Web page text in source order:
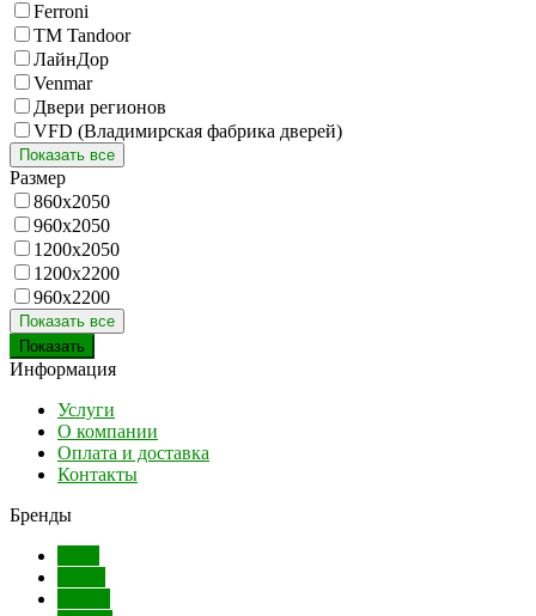
Ferroni
ТМ Tandoor
ЛайнДор
Venmar
Двери регионов
VFD (Владимирская фабрика дверей)
Показать все
Размер
860х2050
960х2050
1200х2050
1200х2200
960х2200
Показать все
Информация
Услуги
О компании
Оплата и доставка
Контакты
Бренды